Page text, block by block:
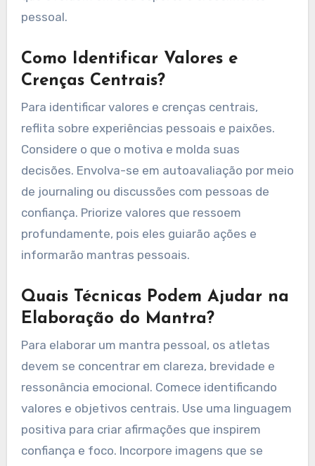
base para seu mantra. Em seguida, devem
elaborar frases concisas que encapsulem esses
valores, garantindo clareza e impacto.
Incorporar afirmações positivas ajuda a reforçar
a crença em si mesmo e a confiança. A prática
regular do mantra, especialmente durante o
treinamento e a competição, melhora o foco e a
resiliência mental. Por fim, os atletas devem
estar abertos a ajustar seu mantra à medida
que evoluem em seu esporte e crescimento
pessoal.
Como Identificar Valores e
Crenças Centrais?
Para identificar valores e crenças centrais,
reflita sobre experiências pessoais e paixões.
Considere o que o motiva e molda suas
decisões. Envolva-se em autoavaliação por meio
de journaling ou discussões com pessoas de
confiança. Priorize valores que ressoem